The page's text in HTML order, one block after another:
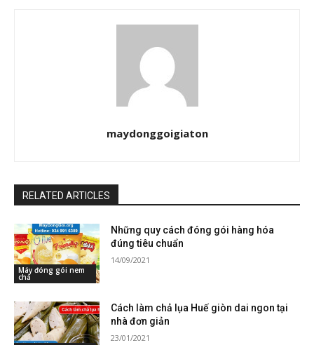
maydonggoigiaton
RELATED ARTICLES
Máy đóng gói nem
chả
Những quy cách đóng gói hàng hóa
đúng tiêu chuẩn
14/09/2021
Cách làm chả lụa Huế giòn dai ngon tại
nhà đơn giản
23/01/2021